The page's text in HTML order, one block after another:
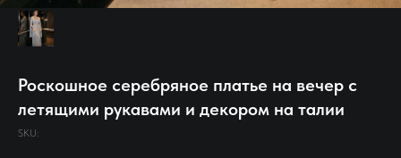
Роскошное серебряное платье на вечер с
летящими рукавами и декором на талии
SKU: